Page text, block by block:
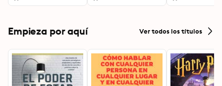
Empieza por aquí Ver todos los títulos